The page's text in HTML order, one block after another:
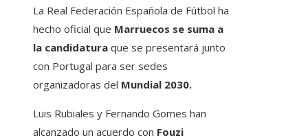
La Real Federación Española de Fútbol ha
hecho oficial que Marruecos se suma a
la candidatura que se presentará junto
con Portugal para ser sedes
organizadoras del Mundial 2030.
Luis Rubiales y Fernando Gomes han
alcanzado un acuerdo con Fouzi